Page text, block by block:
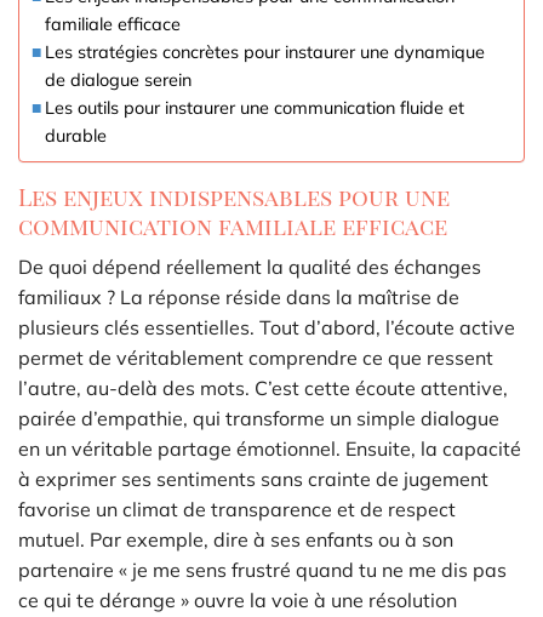
familiale efficace
Les stratégies concrètes pour instaurer une dynamique
de dialogue serein
Les outils pour instaurer une communication fluide et
durable
Les enjeux indispensables pour une
communication familiale efficace
De quoi dépend réellement la qualité des échanges
familiaux ? La réponse réside dans la maîtrise de
plusieurs clés essentielles. Tout d’abord, l’écoute active
permet de véritablement comprendre ce que ressent
l’autre, au-delà des mots. C’est cette écoute attentive,
pairée d’empathie, qui transforme un simple dialogue
en un véritable partage émotionnel. Ensuite, la capacité
à exprimer ses sentiments sans crainte de jugement
favorise un climat de transparence et de respect
mutuel. Par exemple, dire à ses enfants ou à son
partenaire « je me sens frustré quand tu ne me dis pas
ce qui te dérange » ouvre la voie à une résolution